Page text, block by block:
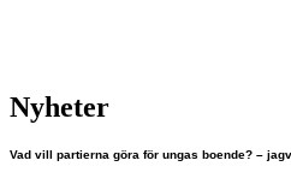
Nyheter
Vad vill partierna göra för ungas boende? –